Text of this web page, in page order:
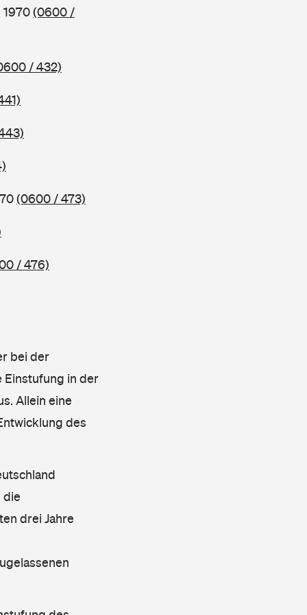
1970(0600 /
/ 432)
(0600 / 473)
/ 476)
bei der
Einstufung in der
Allein eine
des
die
drei Jahre